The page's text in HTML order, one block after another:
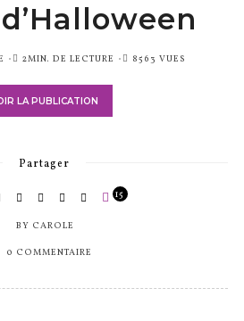
2MIN. DE LECTURE 8563 VUES
LA PUBLICATION
Partager
BY CAROLE
15
0 COMMENTAIRE